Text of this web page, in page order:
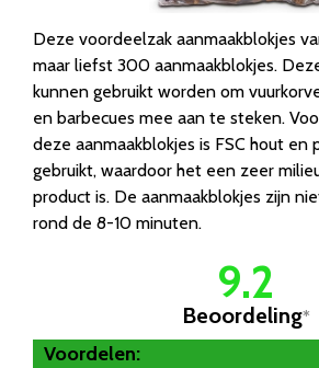
Deze voordeelzak aanmaakblokjes
maar liefst 300 aanmaakblokjes.
kunnen gebruikt worden om
en barbecues mee aan te steken.
deze aanmaakblokjes is FSC hout en
gebruikt, waardoor het een zeer
product is. De aanmaakblokjes zijn
rond de 8-10 minuten.
9.2
Beoordeling*
Voordelen: